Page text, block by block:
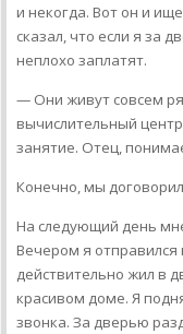
и некогда. Вот он и
сказал, что если я за
неплохо заплатят.
— Они живут совсем
вычислительный
занятие. Отец,
Конечно, мы
На следующий день
Вечером я отправился
действительно жил в
красивом доме. Я
звонка. За дверью